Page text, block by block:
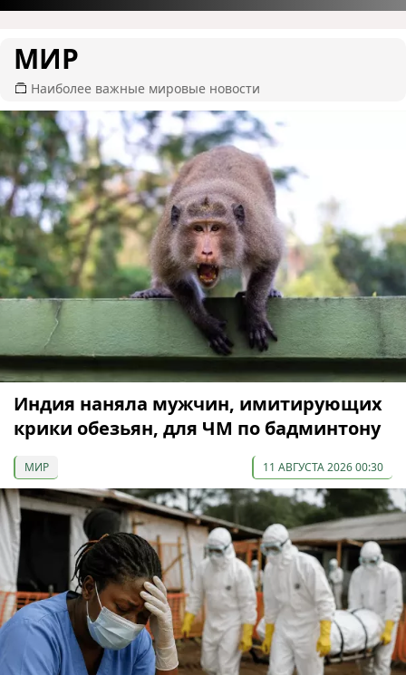
МИР
Наиболее важные мировые новости
Индия наняла мужчин, имитирующих
крики обезьян, для ЧМ по бадминтону
МИР 11 АВГУСТА 2026 00:30